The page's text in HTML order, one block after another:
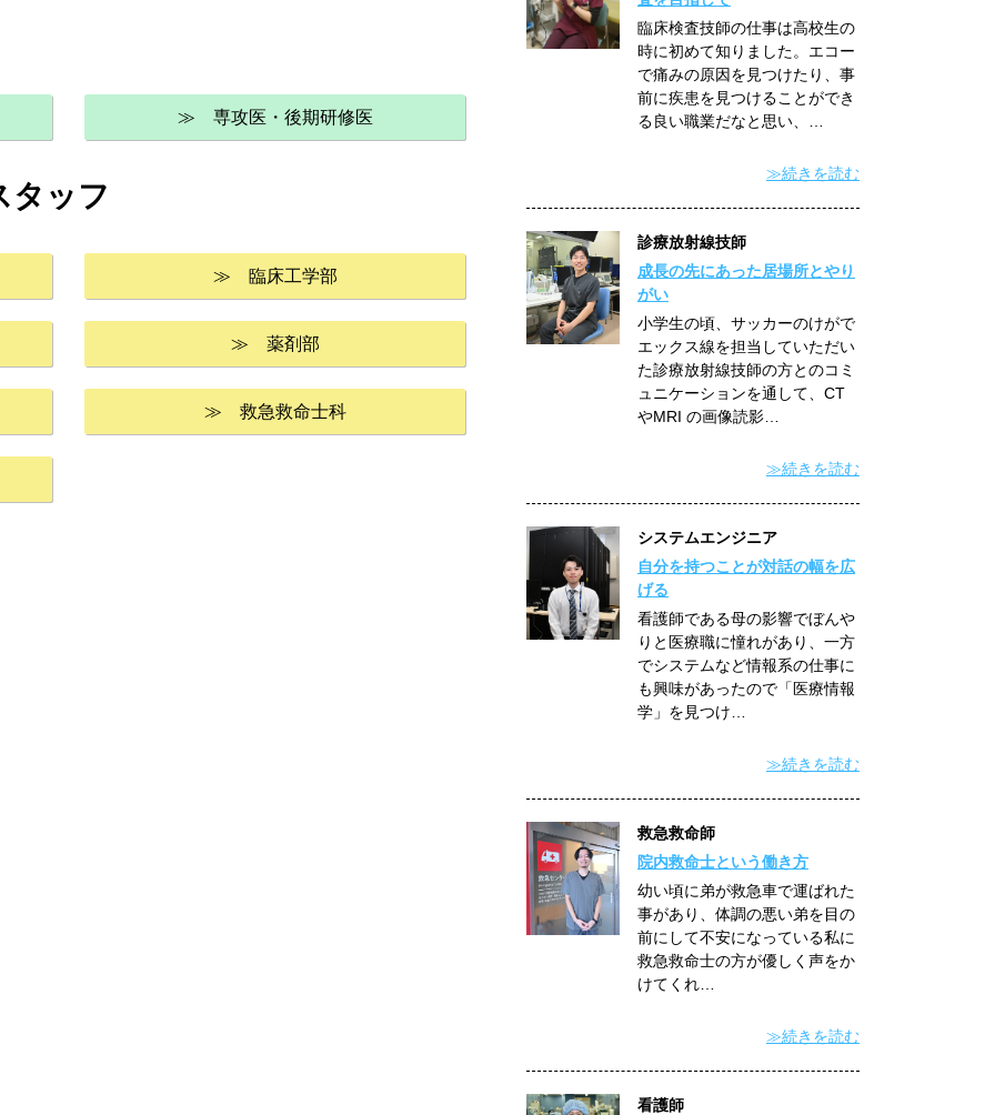
≫ 専攻医・後期研修医
タッフ
≫ 臨床工学部
≫ 薬剤部
≫ 救急救命士科
臨床検査技師の仕事は高校生の
時に初めて知りました。エコー
で痛みの原因を見つけたり、事
前に疾患を見つけることができ
る良い職業だなと思い、…
≫続きを読む
診療放射線技師
成長の先にあった居場所とやり
がい
小学生の頃、サッカーのけがで
エックス線を担当していただい
た診療放射線技師の方とのコミ
ュニケーションを通して、CT
やMRI の画像読影…
≫続きを読む
システムエンジニア
自分を持つことが対話の幅を広
げる
看護師である母の影響でぼんや
りと医療職に憧れがあり、一方
でシステムなど情報系の仕事に
も興味があったので「医療情報
学」を見つけ…
≫続きを読む
救急救命師
院内救命士という働き方
幼い頃に弟が救急車で運ばれた
事があり、体調の悪い弟を目の
前にして不安になっている私に
救急救命士の方が優しく声をか
けてくれ…
≫続きを読む
看護師